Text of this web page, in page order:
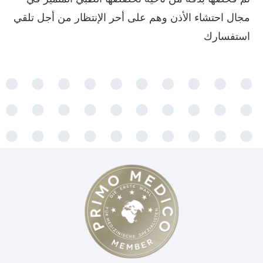
مجال احتشاء الأذن وهم على أحر الإنتظار من أجل تلقي
استفسارك